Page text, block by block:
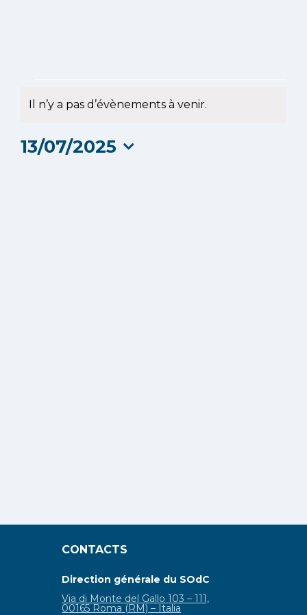
Évènements
13
Notice
Il n’y a pas d’évènements à venir.
13/07/2025
CONTACTS
Direction générale du SOdC
Via di Monte del Gallo 103 – 111,
00165 Roma (RM) – Italia